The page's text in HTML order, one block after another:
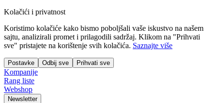
Kolačići i privatnost
Koristimo kolačiće kako bismo poboljšali vaše iskustvo na našem
sajtu, analizirali promet i prilagodili sadržaj. Klikom na "Prihvati
sve" pristajete na korištenje svih kolačića. Saznajte više
Postavke Odbij sve Prihvati sve
Kompanije
Rang liste
Webshop
Newsletter